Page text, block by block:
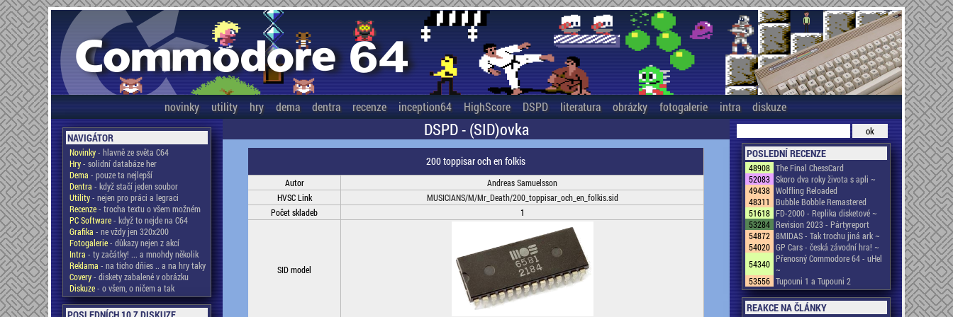
novinky utility hry dema dentra recenze inception64 HighScore DSPD literatura obrázky fotogalerie intra diskuze
NAVIGÁTOR
Novinky- hlavně ze světa C64
Hry- solidní databáze her
Dema - pouze ta nejlepší
Dentra - když stačí jeden soubor
Utility- nejen pro práci a legraci
Recenze- trocha textu o všem možném
PC Software- když to nejde na C64
Grafika - ne vždy jen 320x200
Fotogalerie- důkazy nejen z akcí
Intra - ty začátky! ... a mnohdy několik
Reklama - na ticho dňies .. a na hry taky
Covery- diskety zabalené v obrázku
Diskuze- o všem, o ničem a tak
DSPD - (SID)ovka
200 toppisar och en folkis
Autor
Andreas Samuelsson
HVSC Link
MUSICIANS/M/Mr_Death/200_toppisar_och_en_folkis.sid
Počet skladeb
1
SID model
POSLEDNÍ RECENZE
48908 The Final ChessCard
52083 Skoro dva roky života s apli ~
49438 Wolfling Reloaded
48311
Bubble Bobble Remastered
51618 FD-2000 - Replika disketové ~
53284 Revision 2023 - Pártyreport
54872 8MIDAS - Tak trochu jiná ark ~
54020 GP Cars - česká závodní hra! ~
54340 Přenosný Commodore 64 - uHel
~
53556 Tupouni 1 a Tupouni 2
REAKCE NA ČLÁNKY